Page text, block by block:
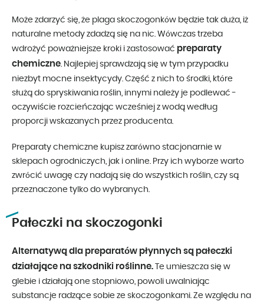
Może zdarzyć się, że plaga skoczogonków będzie tak duża, iż
naturalne metody zdadzą się na nic. Wówczas trzeba
wdrożyć poważniejsze kroki i zastosować preparaty
chemiczne. Najlepiej sprawdzają się w tym przypadku
niezbyt mocne insektycydy. Część z nich to środki, które
służą do spryskiwania roślin, innymi należy je podlewać -
oczywiście rozcieńczając wcześniej z wodą według
proporcji wskazanych przez producenta.
Preparaty chemiczne kupisz zarówno stacjonarnie w
sklepach ogrodniczych, jak i online. Przy ich wyborze warto
zwrócić uwagę czy nadają się do wszystkich roślin, czy są
przeznaczone tylko do wybranych.
Pałeczki na skoczogonki
Alternatywą dla preparatów płynnych są pałeczki
działające na szkodniki roślinne. Te umieszcza się w
glebie i działają one stopniowo, powoli uwalniając
substancje radzące sobie ze skoczogonkami. Ze względu na